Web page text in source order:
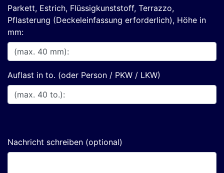
Parkett, Estrich, Flüssigkunststoff, Terrazzo,
Pflasterung (Deckeleinfassung erforderlich), Höhe in
mm:
Auflast in to. (oder Person / PKW / LKW)
Nachricht schreiben (optional)